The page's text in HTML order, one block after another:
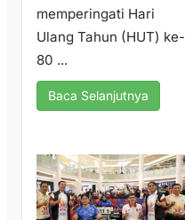
memperingati Hari
Ulang Tahun (HUT) ke-
80 ...
Baca Selanjutnya